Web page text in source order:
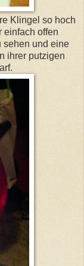
Klingel so hoch
einfach offen
sehen und eine
ihrer putzigen